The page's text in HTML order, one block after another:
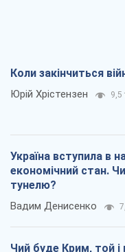
Коли закінчиться
Юрій Хрістензен 9,5
Україна вступила в
економічний стан. Чи
тунелю?
Вадим Денисенко
Чий буде Крим, той